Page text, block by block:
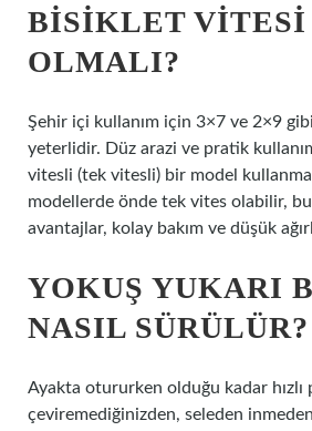
BISIKLET VITESI
OLMALI?
Şehir içi kullanım için 3×7 ve 2×9
yeterlidir. Düz arazi ve pratik
vitesli (tek vitesli) bir model kullanmak
modellerde önde tek vites olabilir,
avantajlar, kolay bakım ve düşük
YOKUŞ YUKARI
NASIL SÜRÜLÜR?
Ayakta otururken olduğu kadar hızlı
çeviremediğinizden, seleden